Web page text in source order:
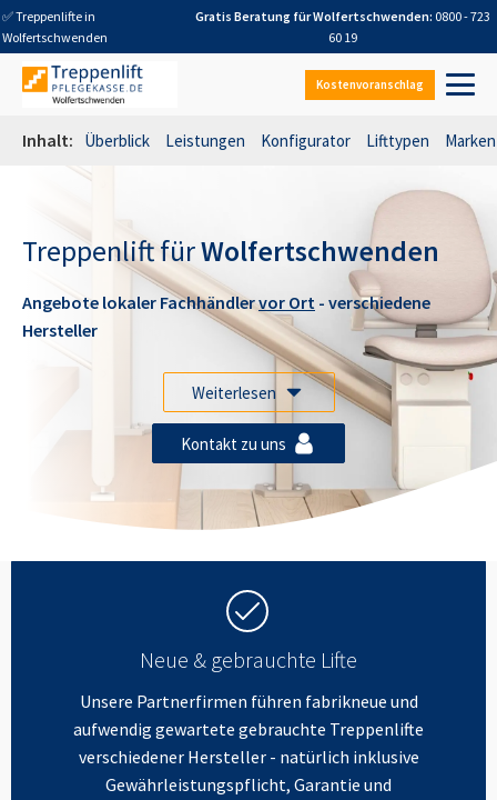
✅ Treppenlifte in
Wolfertschwenden
Gratis Beratung fürWolfertschwenden: 0800 - 723
60 19
Kostenvoranschlag
Inhalt: Überblick Leistungen Konfigurator Lifttypen Marken
Treppenlift fürWolfertschwenden
Angebote lokaler Fachhändlervor Ort - verschiedene
Hersteller
Weiterlesen
Kontakt zu uns
Neue & gebrauchte Lifte
Unsere Partnerfirmen führen fabrikneue und
aufwendig gewartete gebrauchte Treppenlifte
verschiedener Hersteller - natürlich inklusive
Gewährleistungspflicht, Garantie und